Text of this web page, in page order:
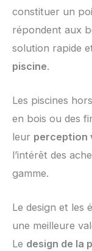
constituer un
répondent aux
solution rapide
piscine.
Les piscines
en bois ou des
leur perception
l’intérêt des
gamme.
Le design et les
une meilleure
Le design de la